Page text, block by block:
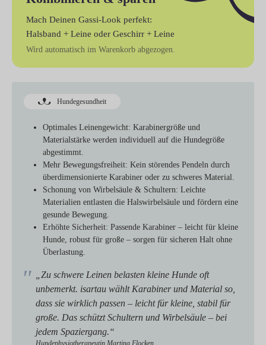
Mach Deinen Gassi-Look perfekt:
Halsband + Leine oder Geschirr + Leine
Wird automatisch im Warenkorb abgezogen.
Hundegesundheit
Optimales Leinengewicht: Karabinergröße und
Materialstärke werden individuell auf die Hundegröße
abgestimmt.
Mehr Bewegungsfreiheit: Kein störendes Pendeln durch
überdimensionierte Karabiner oder zu schweres Material.
Schonung von Wirbelsäule & Schultern: Leichte
Materialien entlasten die Halswirbelsäule und fördern eine
gesunde Bewegung.
Erhöhte Sicherheit: Passende Karabiner – leicht für kleine
Hunde, robust für große – sorgen für sicheren Halt ohne
Überlastung.
„Zu schwere Leinen belasten kleine Hunde oft
unbemerkt. isartau wählt Karabiner und Material so,
dass sie wirklich passen – leicht für kleine, stabil für
große. Das schützt Schultern und Wirbelsäule – bei
jedem Spaziergang.“
Hundephysiotherapeutin Martina Flocken